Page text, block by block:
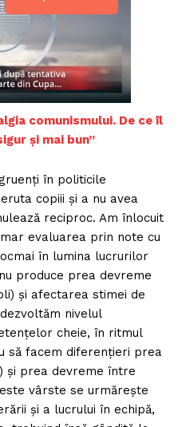
comunismului. De ce îl
și mai bun”
în politicile
copiii și a nu avea
reciproc. Am înlocuit
evaluarea prin note cu
în lumina lucrurilor
produce prea devreme
și afectarea stimei de
nivelul
cheie, în ritmul
să facem diferențieri prea
și prea devreme între
vârste se urmărește
și a lucrului în echipă,